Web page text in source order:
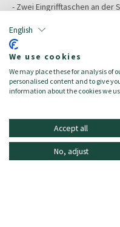
English
We use cookies
We may place these for analysis of
personalised content and to give
information about the cookies we
Accept all
No, adjust
- Zwei Eingrifftaschen an der
Color:
Größe:
Hauptmaterial: Wolle
Zielgruppe: Herren/Uomo
Zusammensetzung: